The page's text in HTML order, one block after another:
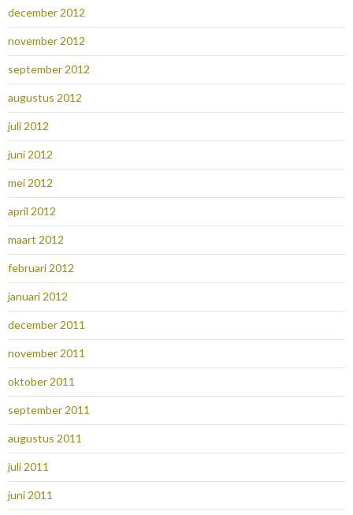
december 2012
november 2012
september 2012
augustus 2012
juli 2012
juni 2012
mei 2012
april 2012
maart 2012
februari 2012
januari 2012
december 2011
november 2011
oktober 2011
september 2011
augustus 2011
juli 2011
juni 2011